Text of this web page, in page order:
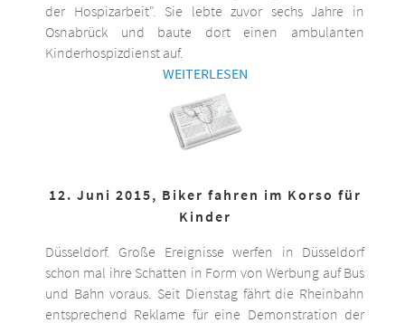
der Hospizarbeit". Sie lebte zuvor sechs Jahre in
Osnabrück und baute dort einen ambulanten
Kinderhospizdienst auf.
WEITERLESEN
12. Juni 2015, Biker fahren im Korso für
Kinder
Düsseldorf. Große Ereignisse werfen in Düsseldorf
schon mal ihre Schatten in Form von Werbung auf Bus
und Bahn voraus. Seit Dienstag fährt die Rheinbahn
entsprechend Reklame für eine Demonstration der